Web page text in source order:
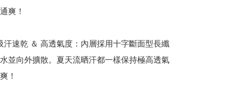
爽！
汗速乾 ＆ 高透氣度：內層採用十字斷面型長纖
並向外擴散。夏天流晒汗都一樣保持極高透氣
！